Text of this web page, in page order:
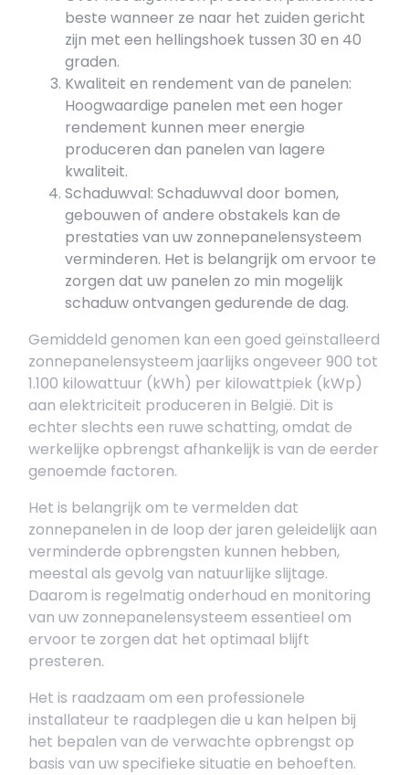
beste wanneer ze naar het zuiden gericht
zijn met een hellingshoek tussen 30 en 40
graden.
Kwaliteit en rendement van de panelen:
Hoogwaardige panelen met een hoger
rendement kunnen meer energie
produceren dan panelen van lagere
kwaliteit.
Schaduwval: Schaduwval door bomen,
gebouwen of andere obstakels kan de
prestaties van uw zonnepanelensysteem
verminderen. Het is belangrijk om ervoor te
zorgen dat uw panelen zo min mogelijk
schaduw ontvangen gedurende de dag.
Gemiddeld genomen kan een goed geïnstalleerd
zonnepanelensysteem jaarlijks ongeveer 900 tot
1.100 kilowattuur (kWh) per kilowattpiek (kWp)
aan elektriciteit produceren in België. Dit is
echter slechts een ruwe schatting, omdat de
werkelijke opbrengst afhankelijk is van de eerder
genoemde factoren.
Het is belangrijk om te vermelden dat
zonnepanelen in de loop der jaren geleidelijk aan
verminderde opbrengsten kunnen hebben,
meestal als gevolg van natuurlijke slijtage.
Daarom is regelmatig onderhoud en monitoring
van uw zonnepanelensysteem essentieel om
ervoor te zorgen dat het optimaal blijft
presteren.
Het is raadzaam om een professionele
installateur te raadplegen die u kan helpen bij
het bepalen van de verwachte opbrengst op
basis van uw specifieke situatie en behoeften.